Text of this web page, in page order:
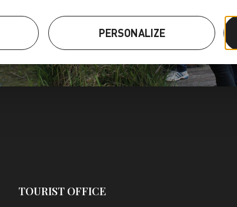
TOURIST OFFICE
PERSONALIZE